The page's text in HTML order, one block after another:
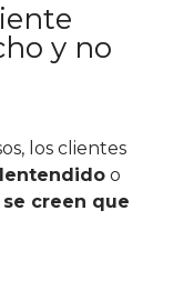
y no
los clientes
o
se creen que